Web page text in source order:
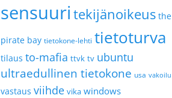
sensuuri tekijänoikeus the
pirate bay tietokone-lehti tietoturva
tilaus to-mafia ttvk tv ubuntu
ultraedullinen tietokone usa vakoilu
vastaus viihde vika windows